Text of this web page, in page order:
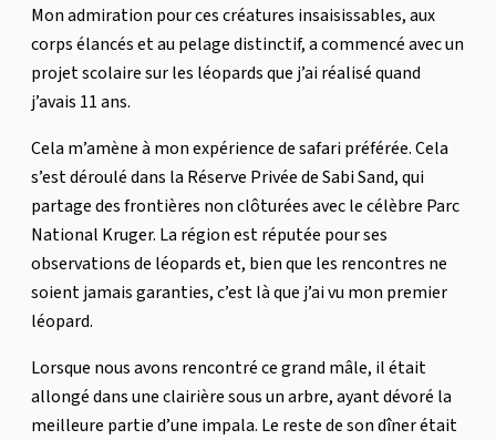
Mon admiration pour ces créatures insaisissables, aux
corps élancés et au pelage distinctif, a commencé avec un
projet scolaire sur les léopards que j’ai réalisé quand
j’avais 11 ans.
Cela m’amène à mon expérience de safari préférée. Cela
s’est déroulé dans la Réserve Privée de Sabi Sand, qui
partage des frontières non clôturées avec le célèbre Parc
National Kruger. La région est réputée pour ses
observations de léopards et, bien que les rencontres ne
soient jamais garanties, c’est là que j’ai vu mon premier
léopard.
Lorsque nous avons rencontré ce grand mâle, il était
allongé dans une clairière sous un arbre, ayant dévoré la
meilleure partie d’une impala. Le reste de son dîner était